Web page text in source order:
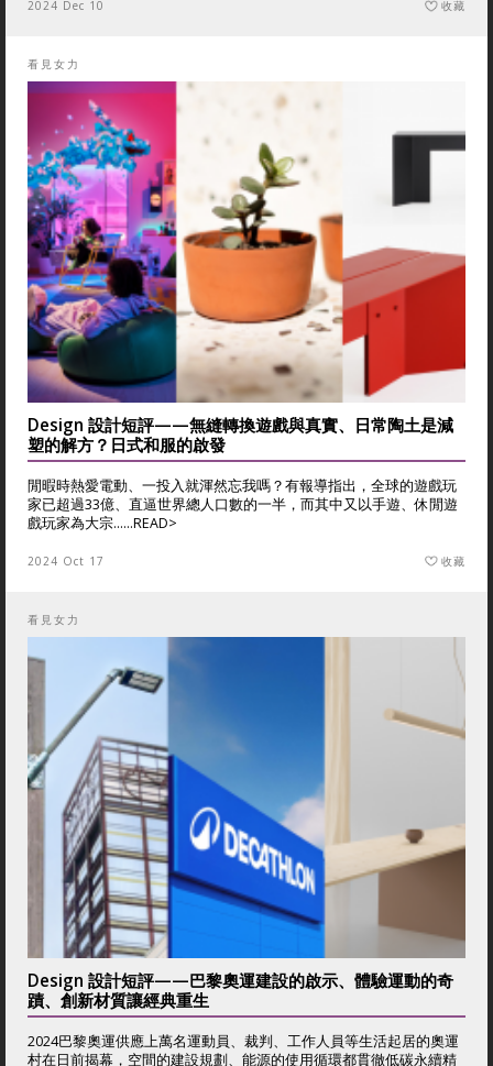
2024 Dec 10 收藏
看見女力
Design 設計短評——無縫轉換遊戲與真實、日常陶土是減
塑的解方？日式和服的啟發
閒暇時熱愛電動、一投入就渾然忘我嗎？有報導指出，全球的遊戲玩
家已超過33億、直逼世界總人口數的一半，而其中又以手遊、休閒遊
戲玩家為大宗......READ>
2024 Oct 17 收藏
看見女力
Design 設計短評——巴黎奧運建設的啟示、體驗運動的奇
蹟、創新材質讓經典重生
2024巴黎奧運供應上萬名運動員、裁判、工作人員等生活起居的奧運
村在日前揭幕，空間的建設規劃、能源的使用循環都貫徹低碳永續精